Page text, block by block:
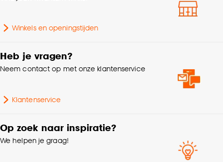
kan aanpassen, bekijk hiervoor onze
Garantietermijn 24 maanden
Type keukenaccessoire
Winkels en openingstijden
Heb je vragen?
Neem contact op met onze klantenservice
Klantenservice
Op zoek naar inspiratie?
We helpen je graag!